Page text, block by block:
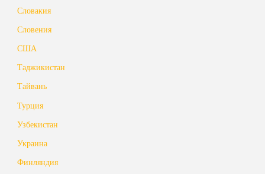
Словакия
Словения
США
Таджикистан
Тайвань
Турция
Узбекистан
Украина
Финляндия